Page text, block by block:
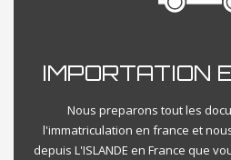
IMPORTATION
Nous preparons tout les
l'immatriculation en france et
depuis L'ISLANDE en France que